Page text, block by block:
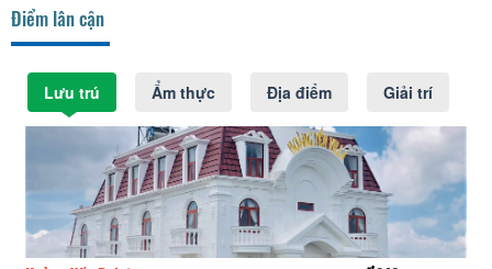
Điểm lân cận
Lưu trú Ẩm thực Địa điểm Giải trí